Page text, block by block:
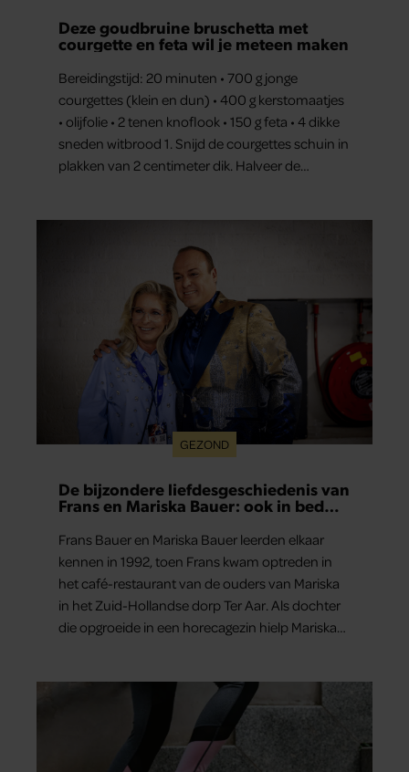
Deze goudbruine bruschetta met
courgette en feta wil je meteen maken
Bereidingstijd: 20 minuten • 700 g jonge
courgettes (klein en dun) • 400 g kerstomaatjes
• olijfolie • 2 tenen knoflook • 150 g feta • 4 dikke
sneden witbrood 1. Snijd de courgettes schuin in
plakken van 2 centimeter dik. Halveer de
GEZOND
De bijzondere liefdesgeschiedenis van
Frans en Mariska Bauer: ook in bed
Frans Bauer en Mariska Bauer leerden elkaar
kennen in 1992, toen Frans kwam optreden in
het café-restaurant van de ouders van Mariska
in het Zuid-Hollandse dorp Ter Aar. Als dochter
die opgroeide in een horecagezin hielp Mariska